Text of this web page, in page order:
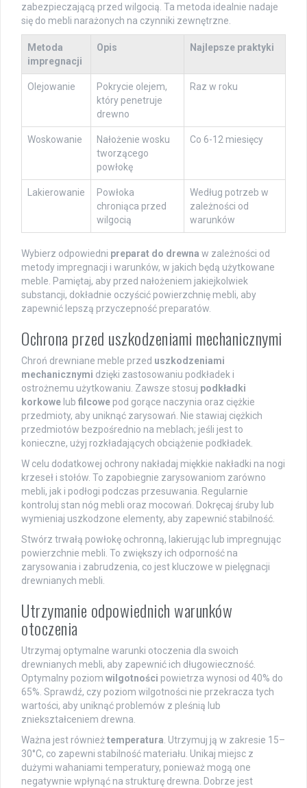
zabezpieczającą przed wilgocią. Ta metoda idealnie nadaje
się do mebli narażonych na czynniki zewnętrzne.
Metoda
impregnacji
Opis Najlepsze praktyki
Olejowanie
Pokrycie olejem,
który penetruje
drewno
Raz w roku
Woskowanie
Nałożenie wosku
tworzącego
powłokę
Co 6-12 miesięcy
Lakierowanie
Powłoka
chroniąca przed
wilgocią
Według potrzeb w
zależności od
warunków
Wybierz odpowiedni preparat do drewna w zależności od
metody impregnacji i warunków, w jakich będą użytkowane
meble. Pamiętaj, aby przed nałożeniem jakiejkolwiek
substancji, dokładnie oczyścić powierzchnię mebli, aby
zapewnić lepszą przyczepność preparatów.
Ochrona przed uszkodzeniami mechanicznymi
Chroń drewniane meble przed uszkodzeniami
mechanicznymi dzięki zastosowaniu podkładek i
ostrożnemu użytkowaniu. Zawsze stosuj podkładki
korkowe lub filcowe pod gorące naczynia oraz ciężkie
przedmioty, aby uniknąć zarysowań. Nie stawiaj ciężkich
przedmiotów bezpośrednio na meblach; jeśli jest to
konieczne, użyj rozkładających obciążenie podkładek.
W celu dodatkowej ochrony nakładaj miękkie nakładki na nogi
krzeseł i stołów. To zapobiegnie zarysowaniom zarówno
mebli, jak i podłogi podczas przesuwania. Regularnie
kontroluj stan nóg mebli oraz mocowań. Dokręcaj śruby lub
wymieniaj uszkodzone elementy, aby zapewnić stabilność.
Stwórz trwałą powłokę ochronną, lakierując lub impregnując
powierzchnie mebli. To zwiększy ich odporność na
zarysowania i zabrudzenia, co jest kluczowe w pielęgnacji
drewnianych mebli.
Utrzymanie odpowiednich warunków
otoczenia
Utrzymaj optymalne warunki otoczenia dla swoich
drewnianych mebli, aby zapewnić ich długowieczność.
Optymalny poziom wilgotności powietrza wynosi od 40% do
65%. Sprawdź, czy poziom wilgotności nie przekracza tych
wartości, aby uniknąć problemów z pleśnią lub
zniekształceniem drewna.
Ważna jest również temperatura . Utrzymuj ją w zakresie 15–
30°C, co zapewni stabilność materiału. Unikaj miejsc z
dużymi wahaniami temperatury, ponieważ mogą one
negatywnie wpłynąć na strukturę drewna. Dobrze jest